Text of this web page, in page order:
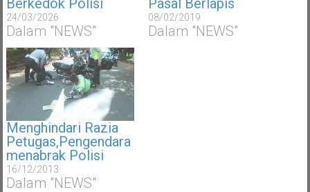
Berkedok Polisi
24/03/2026
Dalam "NEWS"
Pasal Berlapis
08/02/2019
Dalam "NEWS"
Menghindari Razia
Petugas,Pengendara
menabrak Polisi
16/12/2013
Dalam "NEWS"